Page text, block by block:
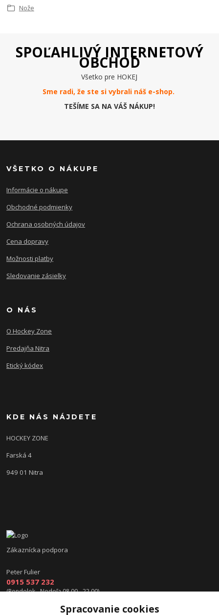
Nože
SPOĽAHLIVÝ INTERNETOVÝ
OBCHOD
Všetko pre HOKEJ
Sme radi, že ste si vybrali náš e-shop.
TEŠÍME SA NA VÁŠ NÁKUP!
VŠETKO O NÁKUPE
Informácie o nákupe
Obchodné podmienky
Ochrana osobných údajov
Cena dopravy
Možnosti platby
Sledovanie zásielky
O NÁS
O Hockey Zone
Predajňa Nitra
Etický kódex
KDE NÁS NÁJDETE
HOCKEY ZONE
Farská 4
949 01 Nitra
Zákaznícka podpora
Peter Fulier
0915 537 232
(Pondelok - Nedeľa 08.00 - 22.00)
info@hokejexpert.sk
Spracovanie cookies